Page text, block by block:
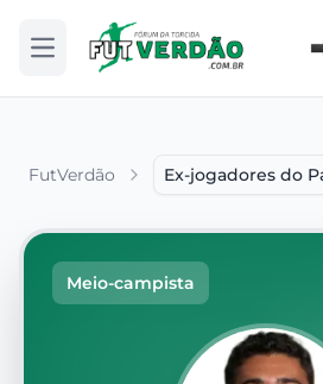
Abrir menu
FutVerdão Ex-jogadores do
Meio-campista